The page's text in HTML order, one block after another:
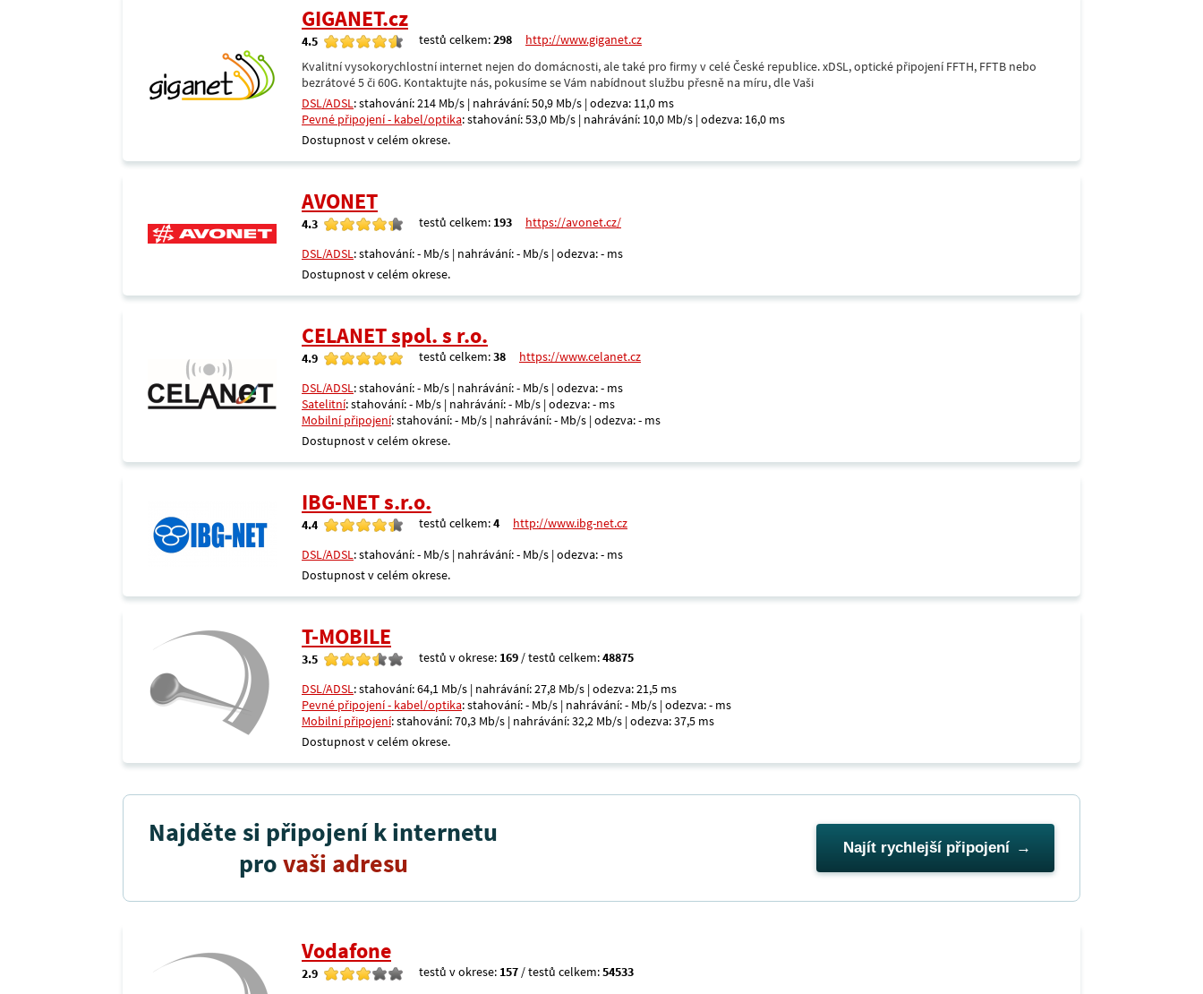
GIGANET.cz
4.5 testů celkem:298
http://www.giganet.cz
Kvalitní vysokorychlostní internet nejen do domácnosti, ale také pro firmy v celé České republice. xDSL, optické připojení FFTH, FFTB nebo
bezrátové 5 či 60G. Kontaktujte nás, pokusíme se Vám nabídnout službu přesně na míru, dle Vaši
DSL/ADSL: stahování: 214 Mb/s | nahrávání: 50,9 Mb/s | odezva: 11,0 ms
Pevné připojení - kabel/optika: stahování: 53,0 Mb/s | nahrávání: 10,0 Mb/s | odezva: 16,0 ms
Dostupnost v celém okrese.
AVONET
4.3 testů celkem: 193
https://avonet.cz/
DSL/ADSL: stahování: - Mb/s | nahrávání: - Mb/s | odezva: - ms
Dostupnost v celém okrese.
CELANET spol. s r.o.
4.9 testů celkem:38
https://www.celanet.cz
DSL/ADSL: stahování: - Mb/s | nahrávání: - Mb/s | odezva: - ms
Satelitní: stahování: - Mb/s | nahrávání: - Mb/s | odezva: - ms
Mobilní připojení: stahování: - Mb/s | nahrávání: - Mb/s | odezva: - ms
Dostupnost v celém okrese.
IBG-NET s.r.o.
4.4 testů celkem:4
http://www.ibg-net.cz
DSL/ADSL: stahování: - Mb/s | nahrávání: - Mb/s | odezva: - ms
Dostupnost v celém okrese.
T-MOBILE
3.5 testů v okrese: 169 / testů celkem:48875
DSL/ADSL: stahování: 64,1 Mb/s | nahrávání: 27,8 Mb/s | odezva: 21,5 ms
Pevné připojení - kabel/optika: stahování: - Mb/s | nahrávání: - Mb/s | odezva: - ms
Mobilní připojení: stahování: 70,3 Mb/s | nahrávání: 32,2 Mb/s | odezva: 37,5 ms
Dostupnost v celém okrese.
Najděte si připojení k internetu
provaši adresu Najít rychlejší připojení
Vodafone
2.9 testů v okrese: 157 / testů celkem:54533